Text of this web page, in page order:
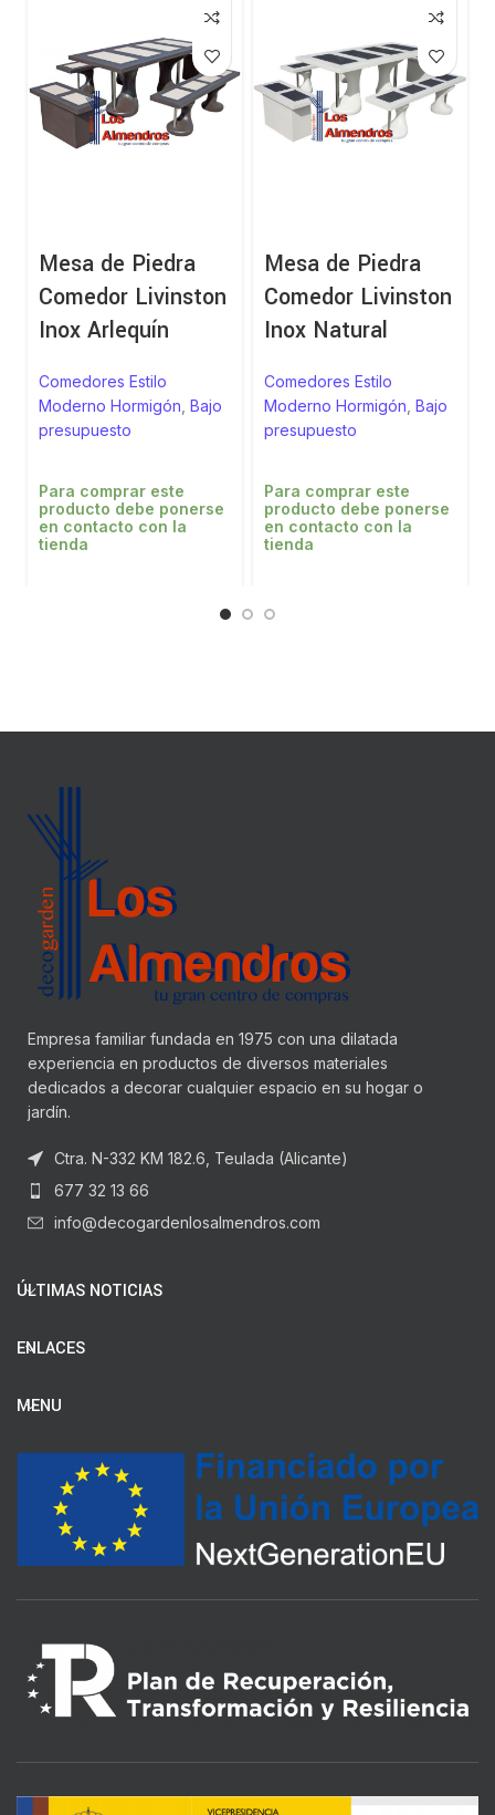
Mesa de Piedra
Comedor Livinston
Inox Arlequín
Comedores Estilo
Moderno Hormigón ,Bajo
presupuesto
Para comprar este
producto debe ponerse
en contacto con la
tienda
Mesa de Piedra
Comedor Livinston
Inox Natural
Comedores Estilo
Moderno Hormigón Bajo
presupuesto
Para comprar este
producto debe ponerse
en contacto con la
tienda
Empresa familiar fundada en 1975 con una dilatada
experiencia en productos de diversos materiales
dedicados a decorar cualquier espacio en su hogar o
jardín.
Ctra. N-332 KM 182.6, Teulada (Alicante)
677 32 13 66
info@decogardenlosalmendros.com
ÚLTIMAS NOTICIAS
ENLACES
MENU